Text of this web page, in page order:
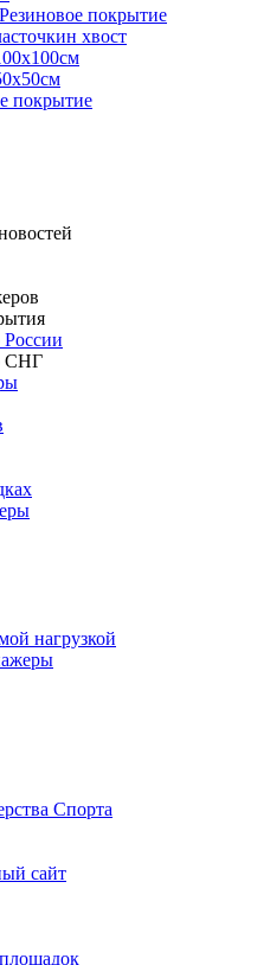
Резиновое покрытие
хвост
покрытие
СНГ
нагрузкой
Спорта
сайт